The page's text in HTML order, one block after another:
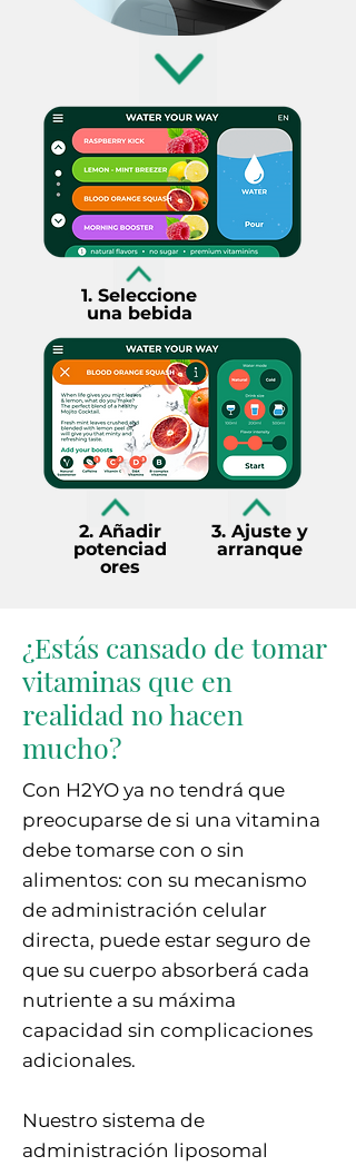
1. Seleccione
una bebida
3. Ajuste y
arranque
2. Añadir
potenciad
ores
¿Estás cansado de tomar
vitaminas que en
realidad no hacen
mucho?
Con H2YO ya no tendrá que
preocuparse de si una vitamina
debe tomarse con o sin
alimentos: con su mecanismo
de administración celular
directa, puede estar seguro de
que su cuerpo absorberá cada
nutriente a su máxima
capacidad sin complicaciones
adicionales.
Nuestro sistema de
administración liposomal